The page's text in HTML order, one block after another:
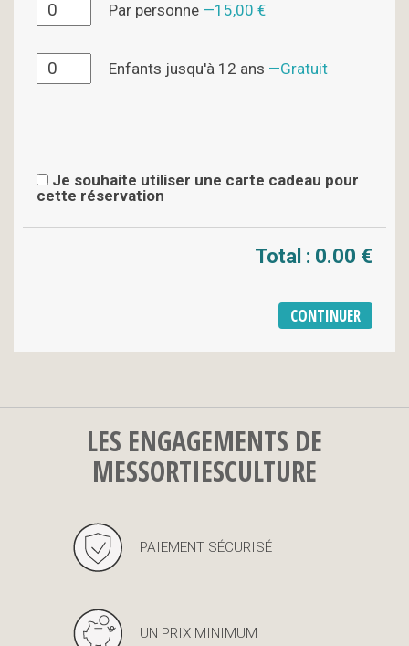
Par personne
15,00 €
Enfants jusqu'à 12 ans Gratuit
Je souhaite utiliser une carte cadeau pour
cette réservation
Total : 0.00 €
LES ENGAGEMENTS DE
MESSORTIESCULTURE
PAIEMENT SÉCURISÉ
UN PRIX MINIMUM